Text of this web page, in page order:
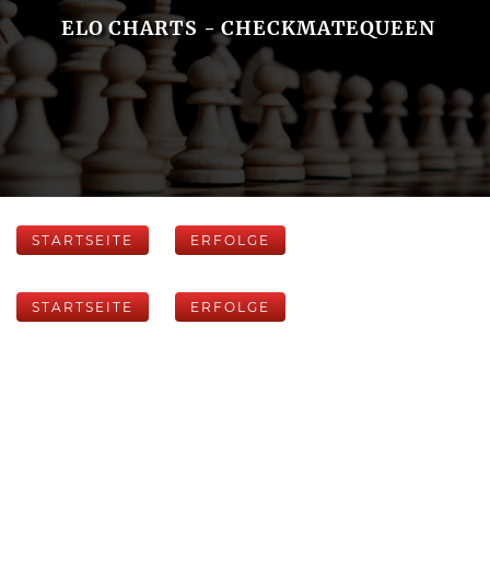
ELO CHARTS - CHECKMATEQUEEN
STARTSEITE ERFOLGE
STARTSEITE ERFOLGE